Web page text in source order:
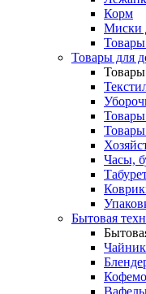
Корм
Миски
Товары
Товары для
Товары
Часы,
Бытовая